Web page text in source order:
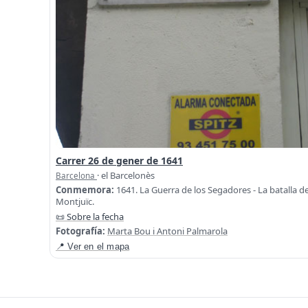
Carrer 26 de gener de 1641
Barcelona · el Barcelonès
Conmemora: 1641. La Guerra de los Segadores - La batalla
Montjuïc.
📜 Sobre la fecha
Fotografía: Marta Bou i Antoni Palmarola
📍 Ver en el mapa